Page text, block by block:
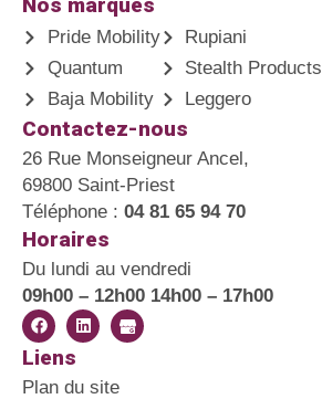
Pride Mobility
Quantum
Baja Mobility
Rupiani
Stealth Products
Leggero
Contactez-nous
26 Rue Monseigneur Ancel,
69800 Saint-Priest
Téléphone : 04 81 65 94 70
Horaires
Du lundi au vendredi
09h00 – 12h00 14h00 – 17h00
Liens
Plan du site